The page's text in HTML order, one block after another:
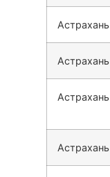
Астрахань
Астрахань
Астрахань
Астрахань